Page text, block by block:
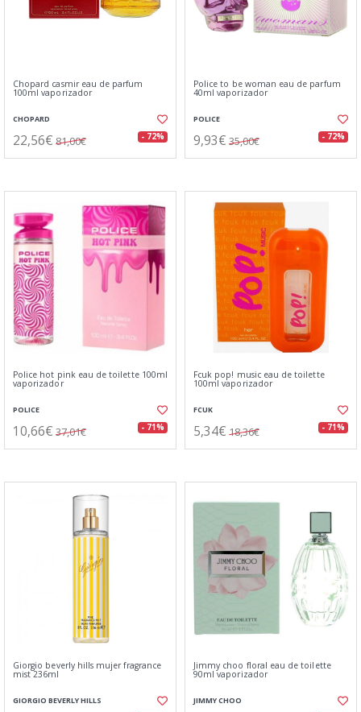
Chopard casmir eau de parfum
100ml vaporizador
CHOPARD
22,56€ 81,00€ - 72%
Police to be woman eau de parfum
40ml vaporizador
POLICE
9,93€ 35,00€ - 72%
Police hot pink eau de toilette 100ml
vaporizador
POLICE
10,66€ 37,01€ - 71%
Fcuk pop! music eau de toilette
100ml vaporizador
FCUK
5,34€ 18,36€ - 71%
Giorgio beverly hills mujer fragrance
mist 236ml
GIORGIO BEVERLY HILLS
Jimmy choo floral eau de toilette
90ml vaporizador
JIMMY CHOO